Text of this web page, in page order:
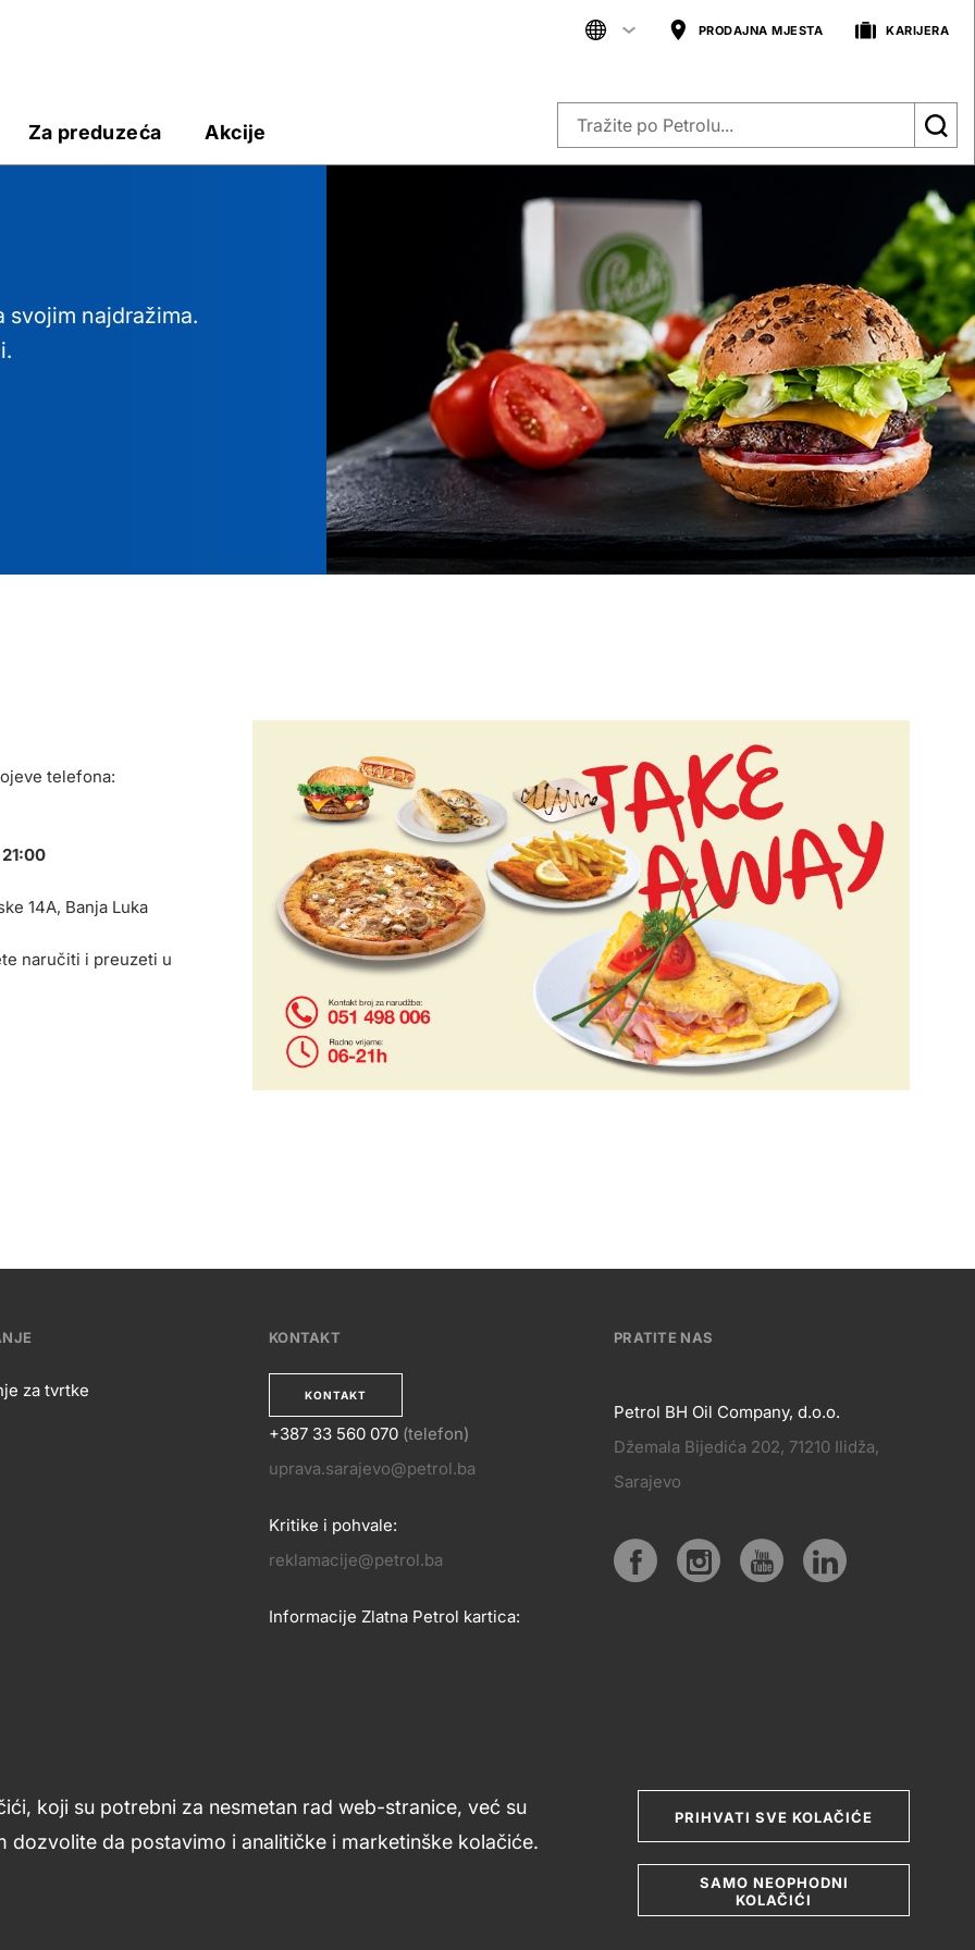
koji su potrebni za nesmetan rad web-stranice, već su
dozvolite da postavimo i analitičke i marketinške kolačiće.
PRIHVATI SVE KOLAČIĆE
SAMO NEOPHODNI
KOLAČIĆI
Za preduzeća Akcije
PRODAJNA MJESTA KARIJERA
svojim najdražima.
telefona:
14A, Banja Luka
naručiti i preuzeti u
za tvrtke
KONTAKT
KONTAKT
KONTAKT
+387 33 560 070 (telefon)
uprava.sarajevo@petrol.ba
Kritike i pohvale:
reklamacije@petrol.ba
Informacije Zlatna Petrol kartica:
links
PRATITE NAS
PRATITE
NAS
Petrol BH Oil Company, d.o.o.
Džemala Bijedića 202, 71210 Ilidža,
Sarajevo
Uslovi upotrebe